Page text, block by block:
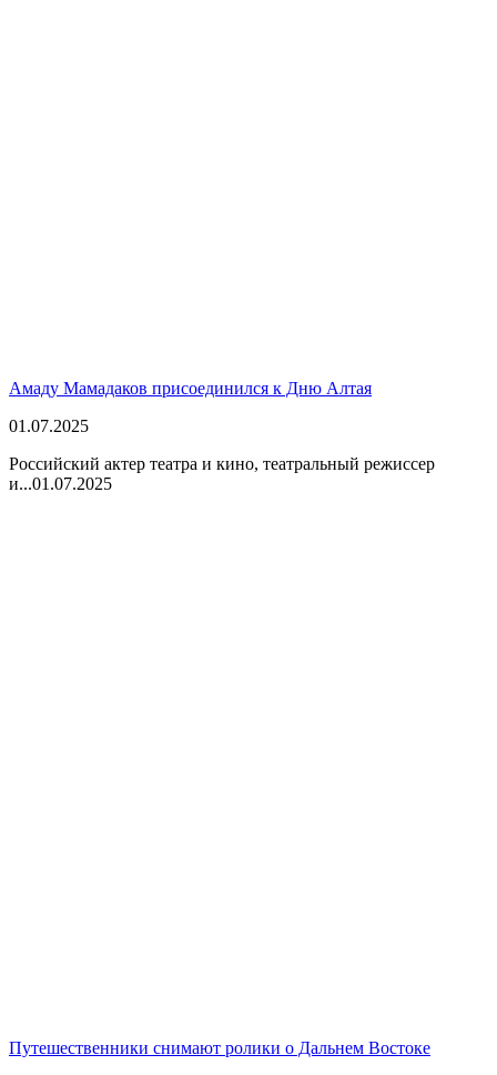
Амаду Мамадаков присоединился к Дню Алтая
01.07.2025
Российский актер театра и кино, театральный режиссер
и...01.07.2025
Путешественники снимают ролики о Дальнем Востоке